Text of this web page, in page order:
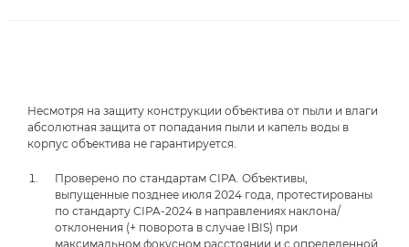
Несмотря на защиту конструкции объектива от пыли и влаги
абсолютная защита от попадания пыли и капель воды в
корпус объектива не гарантируется.
Проверено по стандартам CIPA. Объективы,
выпущенные позднее июля 2024 года, протестированы
по стандарту CIPA-2024 в направлениях наклона/
отклонения (+ поворота в случае IBIS) при
максимальном фокусном расстоянии и с определенной